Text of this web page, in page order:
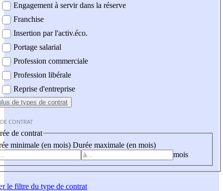
Engagement à servir dans la réserve
Franchise
Insertion par l'activ.éco.
Portage salarial
Profession commerciale
Profession libérale
Reprise d'entreprise
de types de contrat
CONTRAT
de contrat
minimale (en mois) Durée maximale (en mois)
mois
le filtre du type de contrat